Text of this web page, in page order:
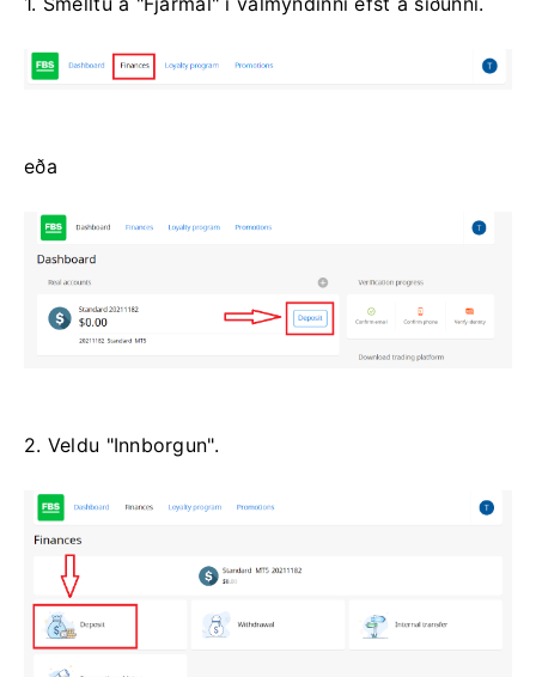
eða
2. Veldu "Innborgun".